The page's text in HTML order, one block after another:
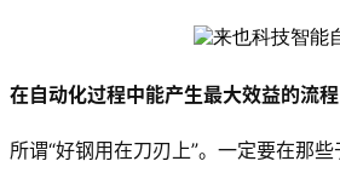
在自动化过程中能产生最大效益的流程
所谓“好钢用在刀刃上”。一定要在那